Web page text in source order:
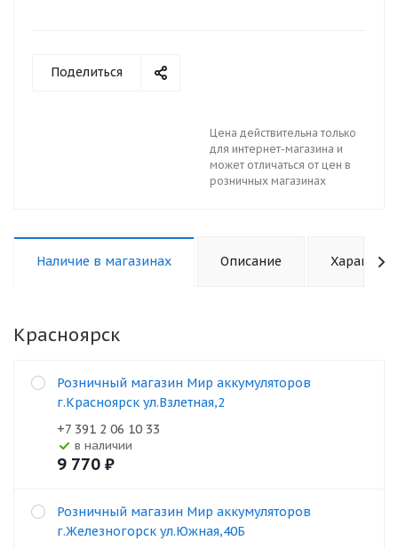
Поделиться
Цена действительна только
для интернет-магазина и
может отличаться от цен в
розничных магазинах
Наличие в магазинах Описание
Красноярск
Розничный магазин Мир аккумуляторов
г.Красноярск ул.Взлетная,2
+7 391 2 06 10 33
В наличии
9 770 ₽
Розничный магазин Мир аккумуляторов
г.Железногорск ул.Южная,40Б